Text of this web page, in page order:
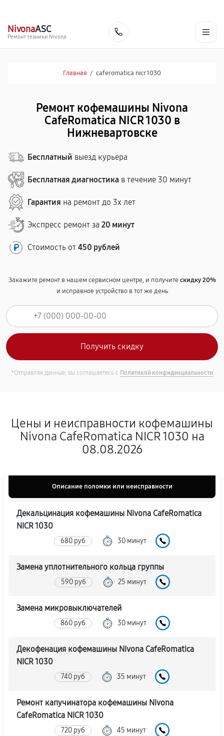
NivonaASC
Ремонт техники Nivona
Главная / caferomatica nicr 1030
Ремонт кофемашины Nivona
CafeRomatica NICR 1030 в
Нижневартовске
Бесплатный выезд курьера
Бесплатная диагностика в течение 30 минут
Гарантия на ремонт до 3х лет
Экспресс ремонт за 20 минут
Стоимость от 450 рублей
Закажите ремонт в нашем сервисном центре, и получитескидку 20%
и исправное устройство в тот же день
*Отправляя данные, вы соглашаетесь с Политикой конфиденциальности
Цены и неисправности кофемашины
Nivona CafeRomatica NICR 1030 на
08.08.2026
Описание поломки или неисправности
Декальцинация кофемашины Nivona CafeRomatica
NICR 1030
680 руб 30 минут
Замена уплотнительного кольца группы
590 руб 25 минут
Замена микровыключателей
860 руб 30 минут
Декофенация кофемашины Nivona CafeRomatica
NICR 1030
740 руб 35 минут
Ремонт капучинатора кофемашины Nivona
CafeRomatica NICR 1030
720 руб 45 минут